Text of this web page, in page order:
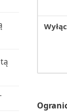
Raport